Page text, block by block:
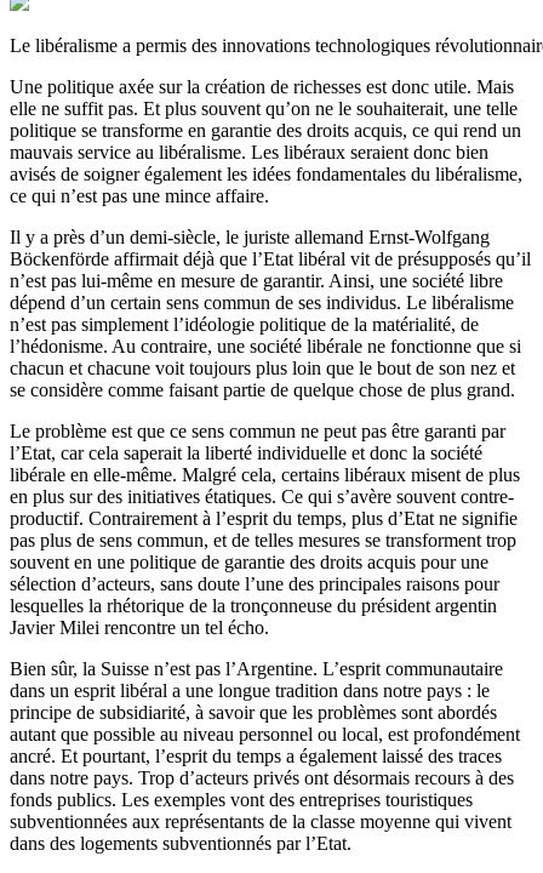
Le libéralisme a permis des innovations technologiques
Une politique axée sur la création de richesses est donc utile. Mais
elle ne suffit pas. Et plus souvent qu’on ne le souhaiterait, une telle
politique se transforme en garantie des droits acquis, ce qui rend un
mauvais service au libéralisme. Les libéraux seraient donc bien
avisés de soigner également les idées fondamentales du libéralisme,
ce qui n’est pas une mince affaire.
Il y a près d’un demi-siècle, le juriste allemand Ernst-Wolfgang
Böckenförde affirmait déjà que l’Etat libéral vit de présupposés qu’il
n’est pas lui-même en mesure de garantir. Ainsi, une société libre
dépend d’un certain sens commun de ses individus. Le libéralisme
n’est pas simplement l’idéologie politique de la matérialité, de
l’hédonisme. Au contraire, une société libérale ne fonctionne que si
chacun et chacune voit toujours plus loin que le bout de son nez et
se considère comme faisant partie de quelque chose de plus grand.
Le problème est que ce sens commun ne peut pas être garanti par
l’Etat, car cela saperait la liberté individuelle et donc la société
libérale en elle-même. Malgré cela, certains libéraux misent de plus
en plus sur des initiatives étatiques. Ce qui s’avère souvent contre-
productif. Contrairement à l’esprit du temps, plus d’Etat ne signifie
pas plus de sens commun, et de telles mesures se transforment trop
souvent en une politique de garantie des droits acquis pour une
sélection d’acteurs, sans doute l’une des principales raisons pour
lesquelles la rhétorique de la tronçonneuse du président argentin
Javier Milei rencontre un tel écho.
Bien sûr, la Suisse n’est pas l’Argentine. L’esprit communautaire
dans un esprit libéral a une longue tradition dans notre pays : le
principe de subsidiarité, à savoir que les problèmes sont abordés
autant que possible au niveau personnel ou local, est profondément
ancré. Et pourtant, l’esprit du temps a également laissé des traces
dans notre pays. Trop d’acteurs privés ont désormais recours à des
fonds publics. Les exemples vont des entreprises touristiques
subventionnées aux représentants de la classe moyenne qui vivent
dans des logements subventionnés par l’Etat.